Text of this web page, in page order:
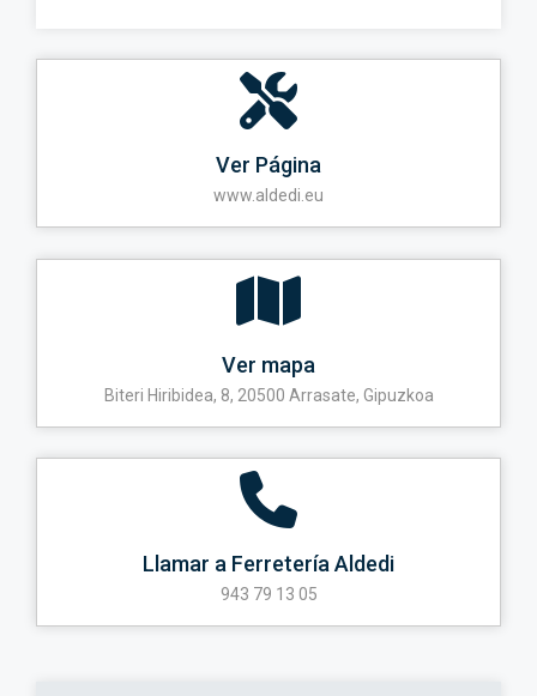
Ver Página
www.aldedi.eu
Ver mapa
Biteri Hiribidea, 8, 20500 Arrasate, Gipuzkoa
Llamar a Ferretería Aldedi
943 79 13 05